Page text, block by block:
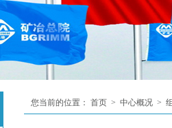
您当前的位置： 首页 > 中心概况 >